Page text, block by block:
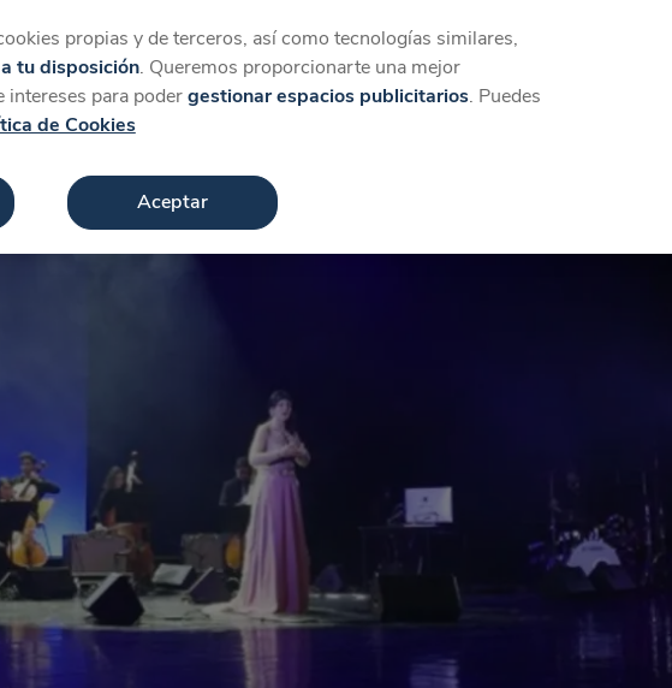
Iniciar sesión Crear cuenta
propias y de terceros, así como tecnologías similares,
tu disposición. Queremos proporcionarte una mejor
intereses para podergestionar espacios publicitarios. Puedes
de Cookies
Aceptar